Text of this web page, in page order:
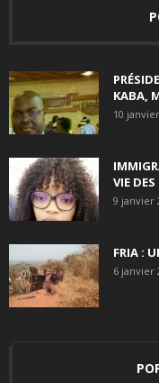
KABA,
10
VIE
9 janvier
FRIA :
6 janvier